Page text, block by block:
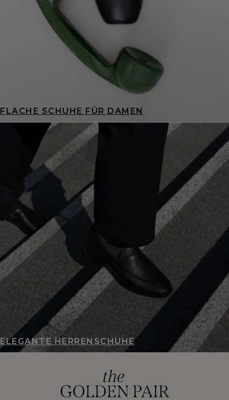
FLACHE SCHUHE FÜR DAMEN
ELEGANTE HERRENSCHUHE